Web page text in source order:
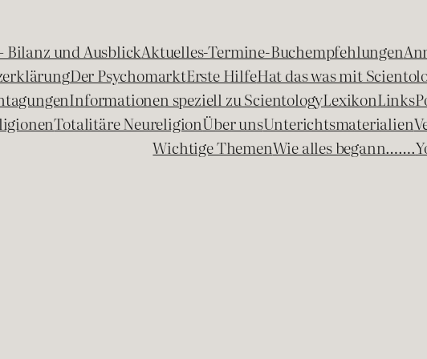
Bilanz und AusblickAktuelles-Termine-Buchempfehlungen
Der PsychomarktErste HilfeHat das was mit
Informationen speziell zu ScientologyLexikonLinks
Totalitäre NeureligionÜber unsUnterichtsmaterialien
Wichtige ThemenWie alles begann…….